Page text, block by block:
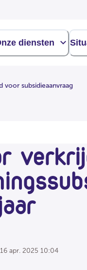
diensten
voor subsidieaanvraag
16 apr. 2025 10:04